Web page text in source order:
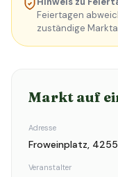
Feiertagen
zuständige
Markt auf
Adresse
Froweinplatz,
Veranstalter